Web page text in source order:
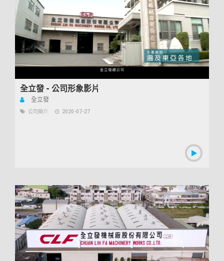
全立發 - 公司形象影片
全立發
公司簡介 2020-07-27